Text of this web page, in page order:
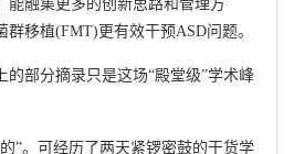
能融集更多的创新思路和管理方
移植(FMT)更有效干预ASD问题。
的部分摘录只是这场“殿堂级”学术峰
”。可经历了两天紧锣密鼓的干货学